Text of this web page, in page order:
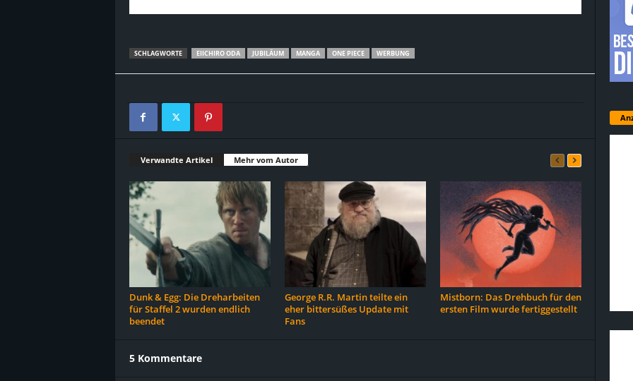
SCHLAGWORTE EIICHIRO ODA JUBILÄUM MANGA ONE PIECE WERBUNG
Verwandte Artikel Mehr vom Autor
Dunk & Egg: Die Dreharbeiten
für Staffel 2 wurden endlich
beendet
George R.R. Martin teilte ein
eher bittersüßes Update mit
Fans
Mistborn: Das Drehbuch für den
ersten Film wurde fertiggestellt
5 Kommentare